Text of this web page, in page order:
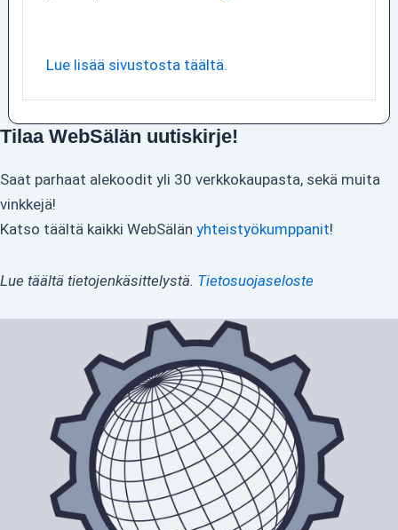
Lue lisää sivustosta täältä.
Tilaa WebSälän uutiskirje!
Saat parhaat alekoodit yli 30 verkkokaupasta, sekä muita
vinkkejä!
Katso täältä kaikki WebSälän yhteistyökumppanit!
Lue täältä tietojenkäsittelystä. Tietosuojaseloste